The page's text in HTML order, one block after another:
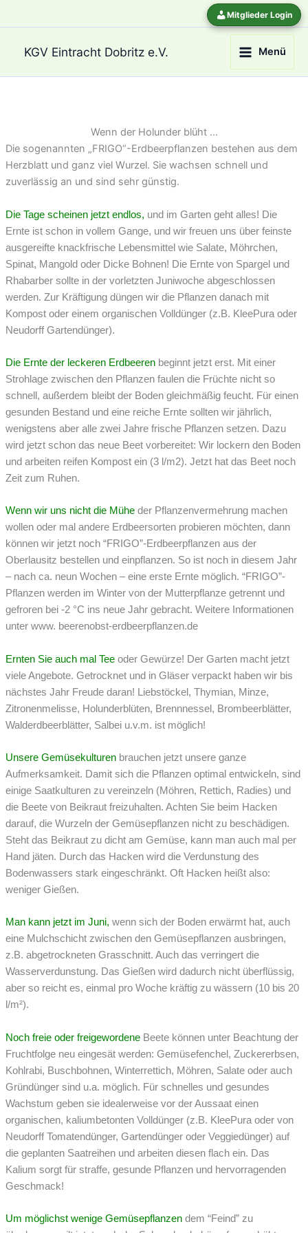
Inhalt
Mitglieder Login
KGV Eintracht Dobritz e.V. Menü
Wenn der Holunder blüht …
Die sogenannten „FRIGO“-Erdbeerpflanzen bestehen aus dem
Herzblatt und ganz viel Wurzel. Sie wachsen schnell und
zuverlässig an und sind sehr günstig.
Die Tage scheinen jetzt endlos, und im Garten geht alles! Die
Ernte ist schon in vollem Gange, und wir freuen uns über feinste
ausgereifte knackfrische Lebensmittel wie Salate, Möhrchen,
Spinat, Mangold oder Dicke Bohnen! Die Ernte von Spargel und
Rhabarber sollte in der vorletzten Juniwoche abgeschlossen
werden. Zur Kräftigung düngen wir die Pflanzen danach mit
Kompost oder einem organischen Volldünger (z.B. KleePura oder
Neudorff Gartendünger).
Die Ernte der leckeren Erdbeeren beginnt jetzt erst. Mit einer
Strohlage zwischen den Pflanzen faulen die Früchte nicht so
schnell, außerdem bleibt der Boden gleichmäßig feucht. Für einen
gesunden Bestand und eine reiche Ernte sollten wir jährlich,
wenigstens aber alle zwei Jahre frische Pflanzen setzen. Dazu
wird jetzt schon das neue Beet vorbereitet: Wir lockern den Boden
und arbeiten reifen Kompost ein (3 l/m2). Jetzt hat das Beet noch
Zeit zum Ruhen.
Wenn wir uns nicht die Mühe der Pflanzenvermehrung machen
wollen oder mal andere Erdbeersorten probieren möchten, dann
können wir jetzt noch “FRIGO”-Erdbeerpflanzen aus der
Oberlausitz bestellen und einpflanzen. So ist noch in diesem Jahr
– nach ca. neun Wochen – eine erste Ernte möglich. “FRIGO”-
Pflanzen werden im Winter von der Mutterpflanze getrennt und
gefroren bei -2 °C ins neue Jahr gebracht. Weitere Informationen
unter www. beerenobst-erdbeerpflanzen.de
Ernten Sie auch mal Tee oder Gewürze! Der Garten macht jetzt
viele Angebote. Getrocknet und in Gläser verpackt haben wir bis
nächstes Jahr Freude daran! Liebstöckel, Thymian, Minze,
Zitronenmelisse, Holunderblüten, Brennnessel, Brombeerblätter,
Walderdbeerblätter, Salbei u.v.m. ist möglich!
Unsere Gemüsekulturen brauchen jetzt unsere ganze
Aufmerksamkeit. Damit sich die Pflanzen optimal entwickeln, sind
einige Saatkulturen zu vereinzeln (Möhren, Rettich, Radies) und
die Beete von Beikraut freizuhalten. Achten Sie beim Hacken
darauf, die Wurzeln der Gemüsepflanzen nicht zu beschädigen.
Steht das Beikraut zu dicht am Gemüse, kann man auch mal per
Hand jäten. Durch das Hacken wird die Verdunstung des
Bodenwassers stark eingeschränkt. Oft Hacken heißt also:
weniger Gießen.
Man kann jetzt im Juni, wenn sich der Boden erwärmt hat, auch
eine Mulchschicht zwischen den Gemüsepflanzen ausbringen,
z.B. abgetrockneten Grasschnitt. Auch das verringert die
Wasserverdunstung. Das Gießen wird dadurch nicht überflüssig,
aber so reicht es, einmal pro Woche kräftig zu wässern (10 bis 20
l/m²).
Noch freie oder freigewordene Beete können unter Beachtung der
Fruchtfolge neu eingesät werden: Gemüsefenchel, Zuckererbsen,
Kohlrabi, Buschbohnen, Winterrettich, Möhren, Salate oder auch
Gründünger sind u.a. möglich. Für schnelles und gesundes
Wachstum geben sie idealerweise vor der Aussaat einen
organischen, kaliumbetonten Volldünger (z.B. KleePura oder von
Neudorff Tomatendünger, Gartendünger oder Veggiedünger) auf
die geplanten Saatreihen und arbeiten diesen flach ein. Das
Kalium sorgt für straffe, gesunde Pflanzen und hervorragenden
Geschmack!
Um möglichst wenige Gemüsepflanzen dem “Feind” zu